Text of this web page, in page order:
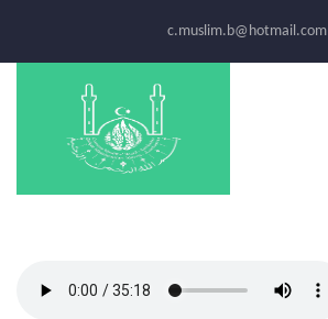
c.muslim.b@hotmail.com